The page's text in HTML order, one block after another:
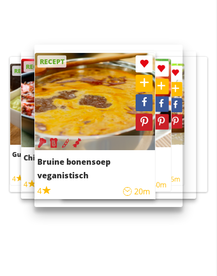
RECEPT
Guacamole
4
RECEPT
Chili con carne
4 45m
RECEPT
Bruine bonensoep
veganistisch
4
20m
RECEPT
Sushi rijstsalade
maaltijdsalade
40m
RECEPT
4 55m